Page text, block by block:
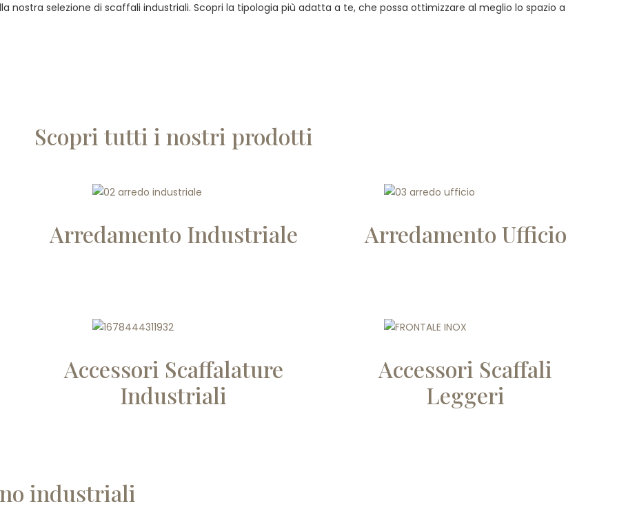
nostra selezione di scaffali industriali. Scopri la tipologia più adatta a te, che possa ottimizzare al meglio lo spazio a
Scopri tutti i nostri prodotti
Arredamento Industriale Arredamento Ufficio
Accessori Scaffalature
Industriali
Accessori Scaffali
Leggeri
industriali